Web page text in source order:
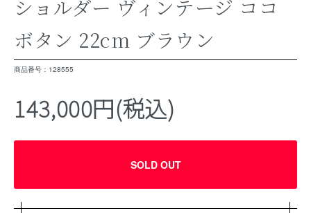
ショルダー ヴィンテージ ココ
ボタン 22cm ブラウン
商品番号：128555
143,000円(税込)
SOLD OUT